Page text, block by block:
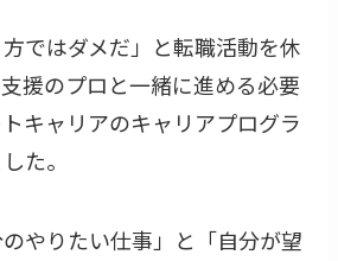
方ではダメだ」と転職活動を休
援のプロと一緒に進める必要
キャリアのキャリアプログラ
た。
やりたい仕事」と「自分が望